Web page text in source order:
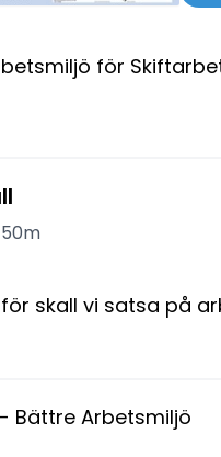
för
skall vi satsa på
Bättre Arbetsmiljö